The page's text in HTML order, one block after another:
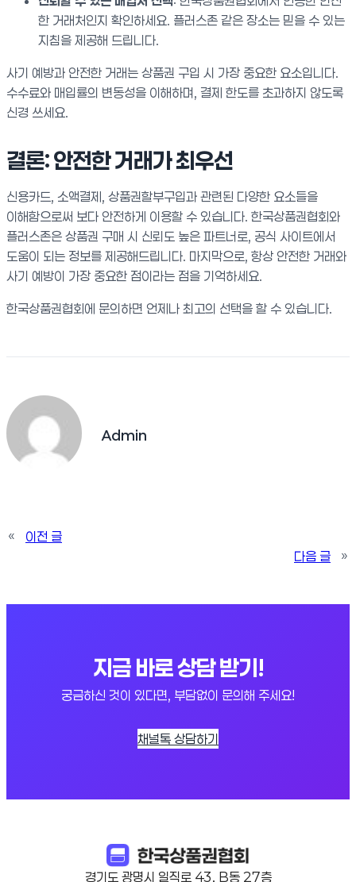
한 거래처인지 확인하세요. 플러스존 같은 장소는 믿을 수 있는
지침을 제공해 드립니다.
사기 예방과 안전한 거래는 상품권 구입 시 가장 중요한 요소입니다.
수수료와 매입률의 변동성을 이해하며, 결제 한도를 초과하지 않도록
신경 쓰세요.
결론: 안전한 거래가 최우선
신용카드, 소액결제, 상품권할부구입과 관련된 다양한 요소들을
이해함으로써 보다 안전하게 이용할 수 있습니다. 한국상품권협회와
플러스존은 상품권 구매 시 신뢰도 높은 파트너로, 공식 사이트에서
도움이 되는 정보를 제공해드립니다. 마지막으로, 항상 안전한 거래와
사기 예방이 가장 중요한 점이라는 점을 기억하세요.
한국상품권협회에 문의하면 언제나 최고의 선택을 할 수 있습니다.
Admin
«
이전 글
다음 글
»
지금 바로 상담 받기!
궁금하신 것이 있다면, 부담없이 문의해 주세요!
채널톡 상담하기
경기도 광명시 일직로 43, B동 27층